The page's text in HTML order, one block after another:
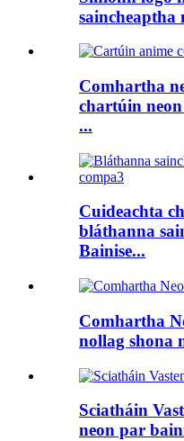
saincheaptha
Comhartha
chartúin
...
Cuideachta
bláthanna
Bainise...
Comhartha
nollag shona
Sciatháin
neon par